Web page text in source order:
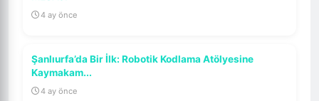
4 ay önce
Şanlıurfa’da Bir İlk: Robotik Kodlama Atölyesine
Kaymakam...
4 ay önce